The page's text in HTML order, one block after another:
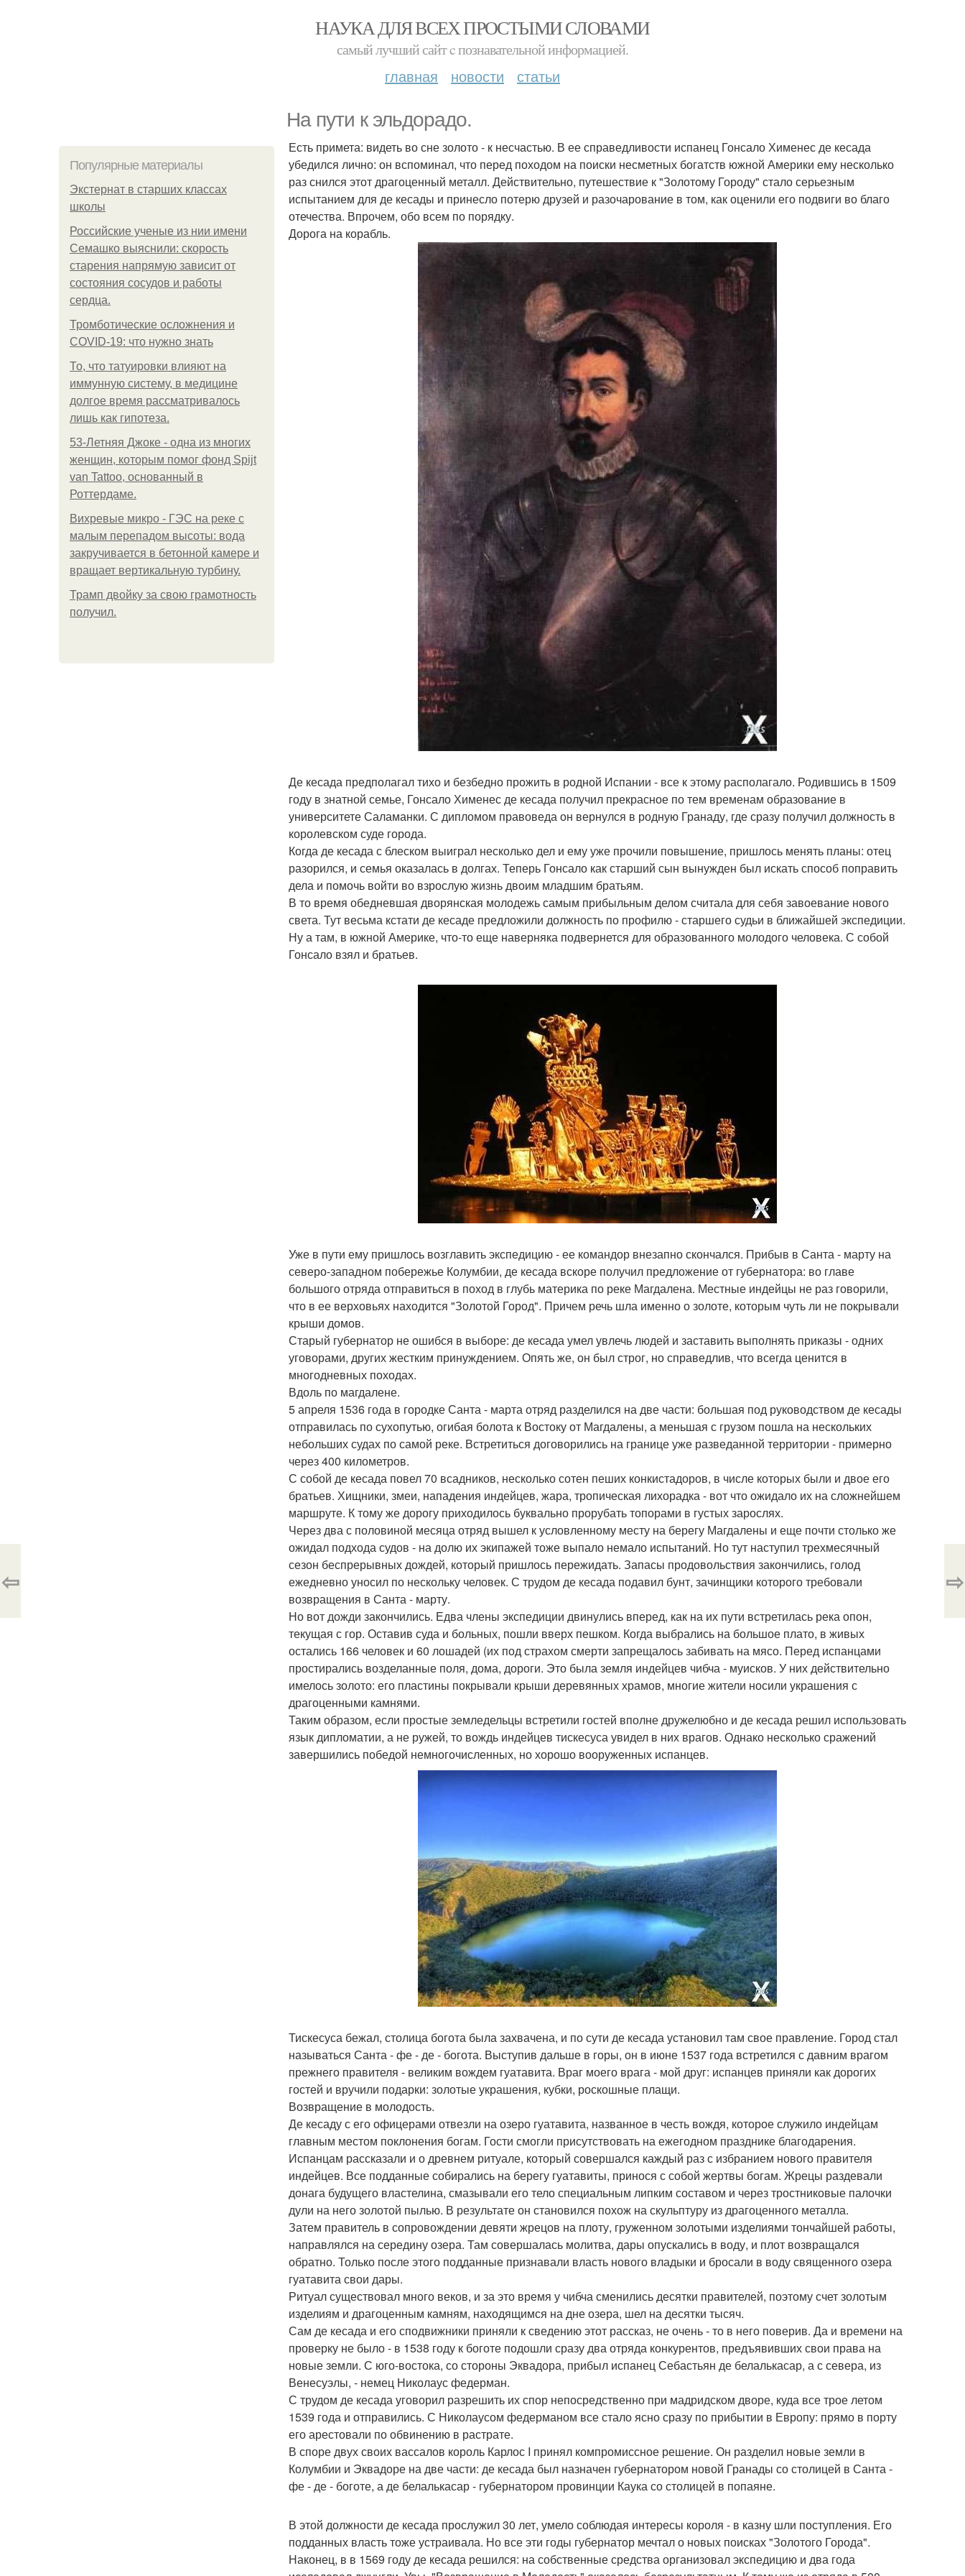
НАУКА ДЛЯ ВСЕХ ПРОСТЫМИ СЛОВАМИ
самый лучший сайт c познавательной информацией.
главная новости статьи
На пути к эльдорадо.
Популярные материалы
Экстернат в старших классах
школы
Российские ученые из нии имени
Семашко выяснили: скорость
старения напрямую зависит от
состояния сосудов и работы
сердца.
Тромботические осложнения и
COVID-19: что нужно знать
То, что татуировки влияют на
иммунную систему, в медицине
долгое время рассматривалось
лишь как гипотеза.
53-Летняя Джоке - одна из многих
женщин, которым помог фонд Spijt
van Tattoo, основанный в
Роттердаме.
Вихревые микро - ГЭС на реке с
малым перепадом высоты: вода
закручивается в бетонной камере и
вращает вертикальную турбину.
Трамп двойку за свою грамотность
получил.
Есть примета: видеть во сне золото - к несчастью. В ее справедливости испанец Гонсало Хименес де кесада
убедился лично: он вспоминал, что перед походом на поиски несметных богатств южной Америки ему несколько
раз снился этот драгоценный металл. Действительно, путешествие к "Золотому Городу" стало серьезным
испытанием для де кесады и принесло потерю друзей и разочарование в том, как оценили его подвиги во благо
отечества. Впрочем, обо всем по порядку.
Дорога на корабль.
Де кесада предполагал тихо и безбедно прожить в родной Испании - все к этому располагало. Родившись в 1509
году в знатной семье, Гонсало Хименес де кесада получил прекрасное по тем временам образование в
университете Саламанки. С дипломом правоведа он вернулся в родную Гранаду, где сразу получил должность в
королевском суде города.
Когда де кесада с блеском выиграл несколько дел и ему уже прочили повышение, пришлось менять планы: отец
разорился, и семья оказалась в долгах. Теперь Гонсало как старший сын вынужден был искать способ поправить
дела и помочь войти во взрослую жизнь двоим младшим братьям.
В то время обедневшая дворянская молодежь самым прибыльным делом считала для себя завоевание нового
света. Тут весьма кстати де кесаде предложили должность по профилю - старшего судьи в ближайшей экспедиции.
Ну а там, в южной Америке, что-то еще наверняка подвернется для образованного молодого человека. С собой
Гонсало взял и братьев.
Уже в пути ему пришлось возглавить экспедицию - ее командор внезапно скончался. Прибыв в Санта - марту на
северо-западном побережье Колумбии, де кесада вскоре получил предложение от губернатора: во главе
большого отряда отправиться в поход в глубь материка по реке Магдалена. Местные индейцы не раз говорили,
что в ее верховьях находится "Золотой Город". Причем речь шла именно о золоте, которым чуть ли не покрывали
крыши домов.
Старый губернатор не ошибся в выборе: де кесада умел увлечь людей и заставить выполнять приказы - одних
уговорами, других жестким принуждением. Опять же, он был строг, но справедлив, что всегда ценится в
многодневных походах.
Вдоль по магдалене.
5 апреля 1536 года в городке Санта - марта отряд разделился на две части: большая под руководством де кесады
отправилась по сухопутью, огибая болота к Востоку от Магдалены, а меньшая с грузом пошла на нескольких
небольших судах по самой реке. Встретиться договорились на границе уже разведанной территории - примерно
через 400 километров.
С собой де кесада повел 70 всадников, несколько сотен пеших конкистадоров, в числе которых были и двое его
братьев. Хищники, змеи, нападения индейцев, жара, тропическая лихорадка - вот что ожидало их на сложнейшем
маршруте. К тому же дорогу приходилось буквально прорубать топорами в густых зарослях.
Через два с половиной месяца отряд вышел к условленному месту на берегу Магдалены и еще почти столько же
ожидал подхода судов - на долю их экипажей тоже выпало немало испытаний. Но тут наступил трехмесячный
сезон беспрерывных дождей, который пришлось пережидать. Запасы продовольствия закончились, голод
ежедневно уносил по нескольку человек. С трудом де кесада подавил бунт, зачинщики которого требовали
возвращения в Санта - марту.
Но вот дожди закончились. Едва члены экспедиции двинулись вперед, как на их пути встретилась река опон,
текущая с гор. Оставив суда и больных, пошли вверх пешком. Когда выбрались на большое плато, в живых
остались 166 человек и 60 лошадей (их под страхом смерти запрещалось забивать на мясо. Перед испанцами
простирались возделанные поля, дома, дороги. Это была земля индейцев чибча - муисков. У них действительно
имелось золото: его пластины покрывали крыши деревянных храмов, многие жители носили украшения с
драгоценными камнями.
Таким образом, если простые земледельцы встретили гостей вполне дружелюбно и де кесада решил использовать
язык дипломатии, а не ружей, то вождь индейцев тискесуса увидел в них врагов. Однако несколько сражений
завершились победой немногочисленных, но хорошо вооруженных испанцев.
Тискесуса бежал, столица богота была захвачена, и по сути де кесада установил там свое правление. Город стал
называться Санта - фе - де - богота. Выступив дальше в горы, он в июне 1537 года встретился с давним врагом
прежнего правителя - великим вождем гуатавита. Враг моего врага - мой друг: испанцев приняли как дорогих
гостей и вручили подарки: золотые украшения, кубки, роскошные плащи.
Возвращение в молодость.
Де кесаду с его офицерами отвезли на озеро гуатавита, названное в честь вождя, которое служило индейцам
главным местом поклонения богам. Гости смогли присутствовать на ежегодном празднике благодарения.
Испанцам рассказали и о древнем ритуале, который совершался каждый раз с избранием нового правителя
индейцев. Все подданные собирались на берегу гуатавиты, принося с собой жертвы богам. Жрецы раздевали
донага будущего властелина, смазывали его тело специальным липким составом и через тростниковые палочки
дули на него золотой пылью. В результате он становился похож на скульптуру из драгоценного металла.
Затем правитель в сопровождении девяти жрецов на плоту, груженном золотыми изделиями тончайшей работы,
направлялся на середину озера. Там совершалась молитва, дары опускались в воду, и плот возвращался
обратно. Только после этого подданные признавали власть нового владыки и бросали в воду священного озера
гуатавита свои дары.
Ритуал существовал много веков, и за это время у чибча сменились десятки правителей, поэтому счет золотым
изделиям и драгоценным камням, находящимся на дне озера, шел на десятки тысяч.
Сам де кесада и его сподвижники приняли к сведению этот рассказ, не очень - то в него поверив. Да и времени на
проверку не было - в 1538 году к боготе подошли сразу два отряда конкурентов, предъявивших свои права на
новые земли. С юго-востока, со стороны Эквадора, прибыл испанец Себастьян де белалькасар, а с севера, из
Венесуэлы, - немец Николаус федерман.
С трудом де кесада уговорил разрешить их спор непосредственно при мадридском дворе, куда все трое летом
1539 года и отправились. С Николаусом федерманом все стало ясно сразу по прибытии в Европу: прямо в порту
его арестовали по обвинению в растрате.
В споре двух своих вассалов король Карлос I принял компромиссное решение. Он разделил новые земли в
Колумбии и Эквадоре на две части: де кесада был назначен губернатором новой Гранады со столицей в Санта -
фе - де - боготе, а де белалькасар - губернатором провинции Каука со столицей в попаяне.
В этой должности де кесада прослужил 30 лет, умело соблюдая интересы короля - в казну шли поступления. Его
подданных власть тоже устраивала. Но все эти годы губернатор мечтал о новых поисках "Золотого Города".
Наконец, в в 1569 году де кесада решился: на собственные средства организовал экспедицию и два года
⇦ ⇨